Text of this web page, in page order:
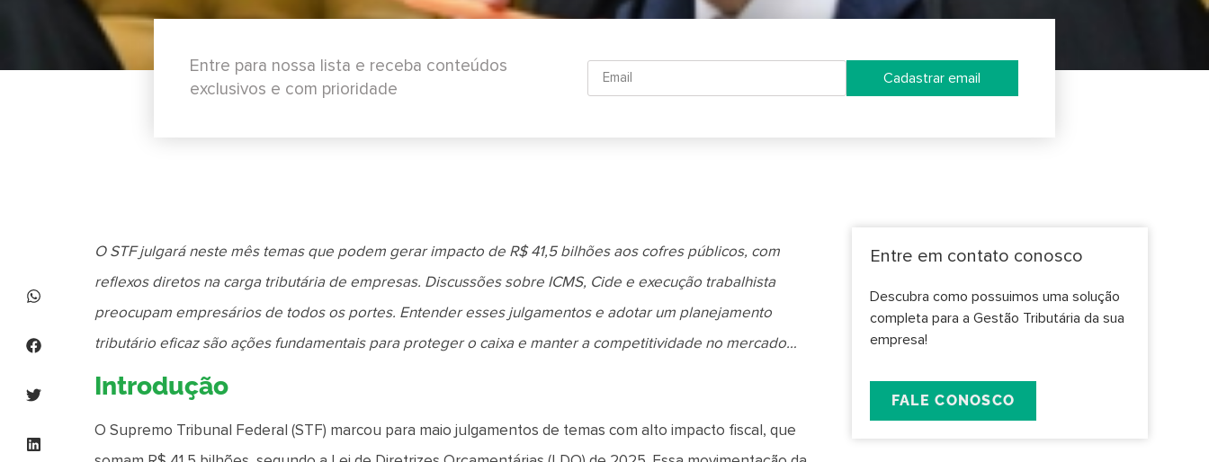
Entre para nossa lista e receba conteúdos
exclusivos e com prioridade
Cadastrar email
O STF julgará neste mês temas que podem gerar impacto de R$ 41,5 bilhões aos cofres públicos, com
reflexos diretos na carga tributária de empresas. Discussões sobre ICMS, Cide e execução trabalhista
preocupam empresários de todos os portes. Entender esses julgamentos e adotar um planejamento
tributário eficaz são ações fundamentais para proteger o caixa e manter a competitividade no mercado…
Introdução
O Supremo Tribunal Federal (STF) marcou para maio julgamentos de temas com alto impacto fiscal, que
Entre em contato conosco
Descubra como possuimos uma solução
completa para a Gestão Tributária da sua
empresa!
FALE CONOSCO